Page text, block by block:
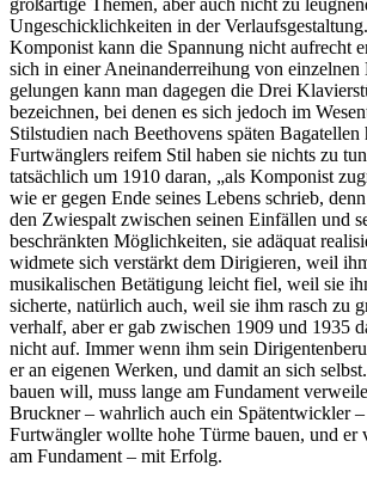
Ungeschicklichkeiten in der
Komponist kann die Spannung nicht aufrecht
sich in einer Aneinanderreihung von
gelungen kann man dagegen die Drei
bezeichnen, bei denen es sich jedoch im
Stilstudien nach Beethovens späten
Furtwänglers reifem Stil haben sie nichts zu
tatsächlich um 1910 daran, „als Komponist
wie er gegen Ende seines Lebens schrieb,
den Zwiespalt zwischen seinen Einfällen und
beschränkten Möglichkeiten, sie adäquat
widmete sich verstärkt dem Dirigieren, weil
musikalischen Betätigung leicht fiel, weil sie
sicherte, natürlich auch, weil sie ihm rasch zu
verhalf, aber er gab zwischen 1909 und 1935
nicht auf. Immer wenn ihm sein
er an eigenen Werken, und damit an sich
bauen will, muss lange am Fundament
Bruckner – wahrlich auch ein Spätentwickler –
Furtwängler wollte hohe Türme bauen, und er
am Fundament – mit Erfolg.